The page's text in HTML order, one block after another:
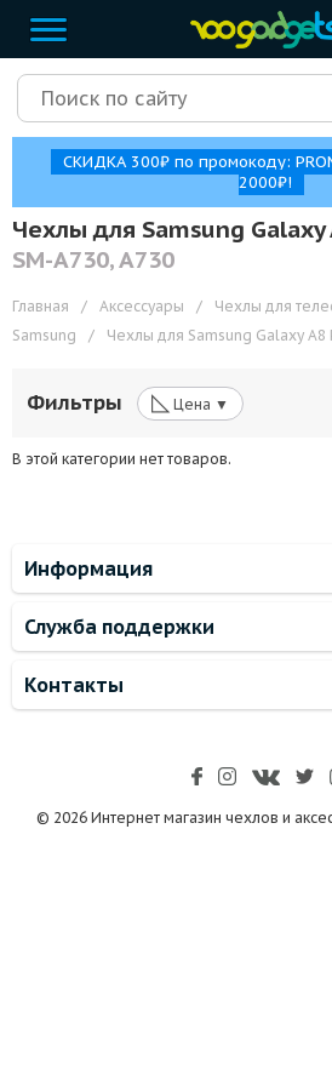
СКИДКА 300₽ по промокоду:
2000₽!
Чехлы для Samsung Galaxy
SM-A730, A730
Главная / Аксессуары / Чехлы для
Samsung
/ Чехлы для Samsung Galaxy A8
Фильтры ◺ Цена ▼
В этой категории нет товаров.
Информация
Служба поддержки
Контакты
© 2026 Интернет магазин чехлов и